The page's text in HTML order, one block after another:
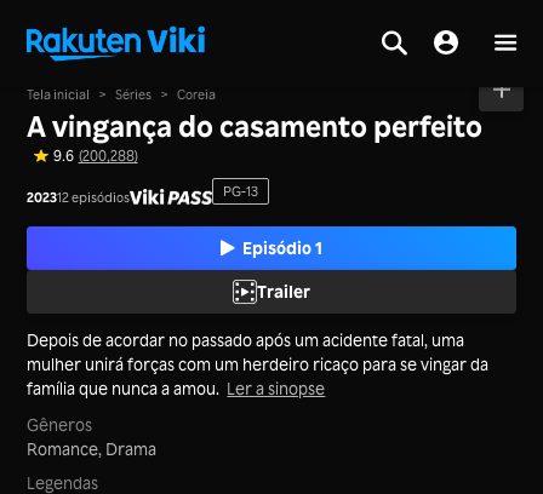
Tela inicial > Séries > Coreia
A vingança do casamento perfeito
9.6 (200,288)
202312 episódios PG-13
Episódio 1
Trailer
Depois de acordar no passado após um acidente fatal, uma
mulher unirá forças com um herdeiro ricaço para se vingar da
família que nunca a amou. Ler a sinopse
Gêneros
Romance, Drama
Legendas